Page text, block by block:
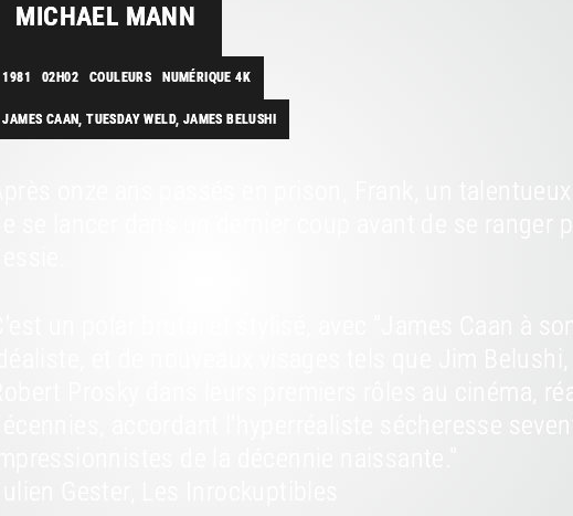
MICHAEL MANN
1981 02H02 COULEURS NUMÉRIQUE 4K
JAMES CAAN, TUESDAY WELD, JAMES BELUSHI
Après onze ans passés en prison, Frank, un
de se lancer dans un dernier coup avant de se ranger
C'est un polar brutal et stylisé, avec "James Caan à
idéaliste, et de nouveaux visages tels que Jim
Robert Prosky dans leurs premiers rôles au cinéma,
décennies, accordant l'hyperréaliste sécheresse